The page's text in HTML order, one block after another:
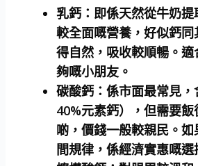
乳鈣： 即係天然從牛奶
較全面嘅營養，好似鈣
得自然，吸收較順暢。
夠嘅小朋友。
碳酸鈣：係市面最常見
40%元素鈣），但需要
啲，價錢一般較親民。
間規律，係經濟實惠嘅選